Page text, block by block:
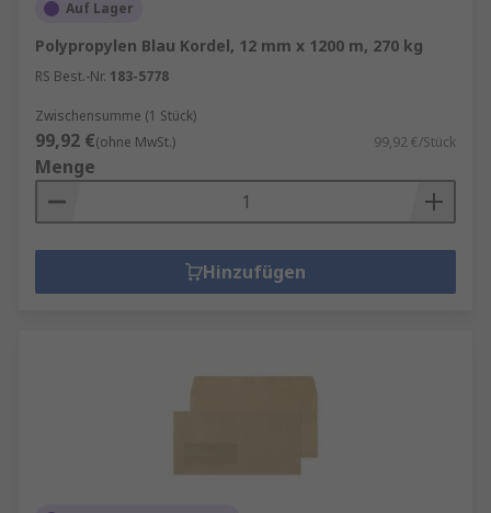
Auf Lager
Polypropylen Blau Kordel, 12 mm x 1200 m, 270 kg
RS Best.-Nr. 183-5778
Zwischensumme (1 Stück)
99,92 €(ohne MwSt.) 99,92 €/Stück
Menge
Hinzufügen